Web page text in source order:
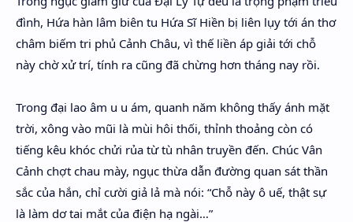
đình, Hứa hàn lâm biên tu Hứa Sĩ Hiền bị liên lụy tới án thơ
châm biếm tri phủ Cảnh Châu, vì thế liền áp giải tới chỗ
này chờ xử trí, tính ra cũng đã chừng hơn tháng nay rồi.
Trong đại lao âm u u ám, quanh năm không thấy ánh mặt
trời, xông vào mũi là mùi hôi thối, thỉnh thoảng còn có
tiếng kêu khóc chửi rủa từ tù nhân truyền đến. Chúc Vân
Cảnh chợt chau mày, ngục thừa dẫn đường quan sát thần
sắc của hắn, chỉ cười giả lả mà nói: “Chỗ này ô uế, thật sự
là làm dơ tai mắt của điện hạ ngài…”